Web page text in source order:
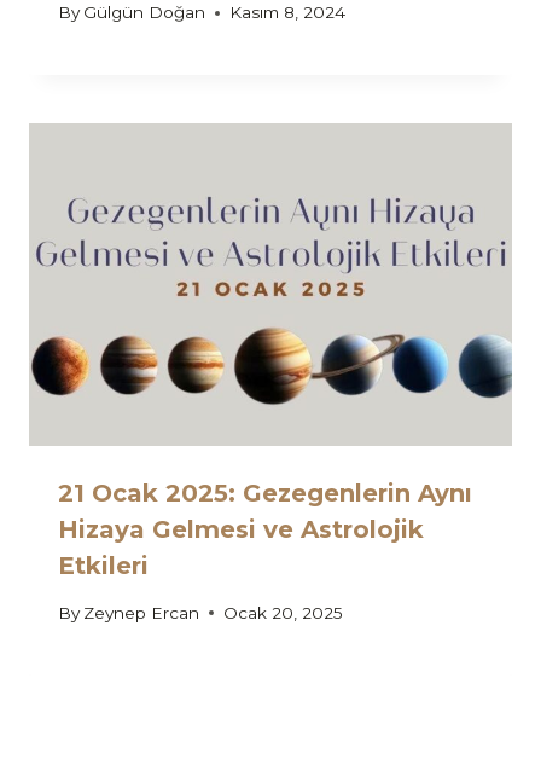
By Gülgün Doğan Kasım 8, 2024
21 Ocak 2025: Gezegenlerin Aynı
Hizaya Gelmesi ve Astrolojik
Etkileri
By Zeynep Ercan Ocak 20, 2025